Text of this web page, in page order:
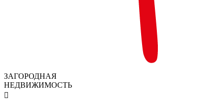
ЗАГОРОДНАЯ
НЕДВИЖИМОСТЬ
